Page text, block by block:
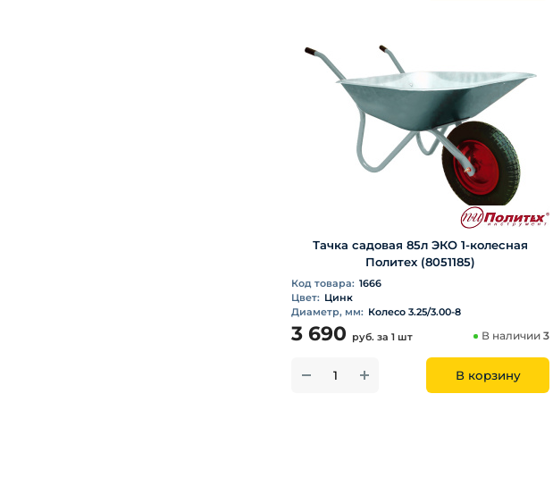
Тачка садовая 85л ЭКО 1-колесная
Политех (8051185)
Код товара: 1666
Цвет: Цинк
Диаметр, мм: Колесо 3.25/3.00-8
3 690 руб. за 1 шт В наличии3
В корзину